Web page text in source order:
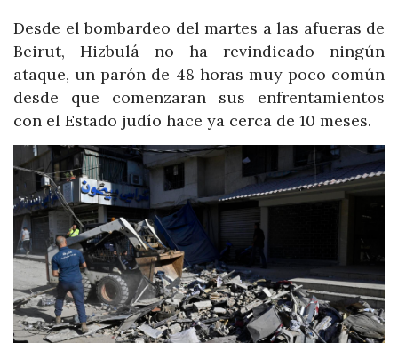
Desde el bombardeo del martes a las afueras de
Beirut, Hizbulá no ha revindicado ningún
ataque, un parón de 48 horas muy poco común
desde que comenzaran sus enfrentamientos
con el Estado judío hace ya cerca de 10 meses.